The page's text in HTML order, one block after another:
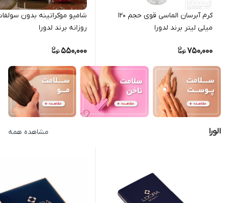
کرم آبرسان الماسی قوی حجم 120
میلی لیتر برند لدورا
750,000
شامپو موکراتینه بدون
روزانه برند لدورا
550,000
الورا مشاهده همه